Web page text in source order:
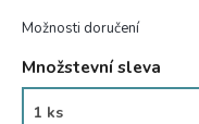
Možnosti doručení
Množstevní sleva
1 ks